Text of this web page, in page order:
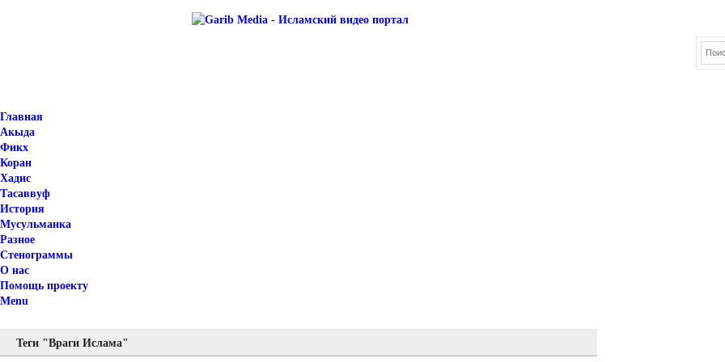
Главная
Акыда
Фикх
Коран
Хадис
Тасаввуф
История
Мусульманка
Разное
Стенограммы
О нас
Помощь проекту
Menu
Теги "Враги Ислама"